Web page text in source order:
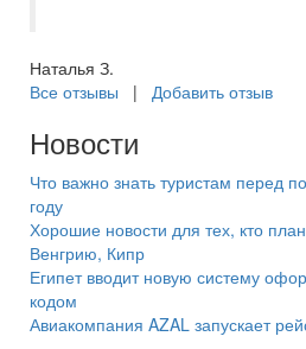
Наталья З.
Все отзывы | Добавить отзыв
Новости
Что важно знать туристам перед
году
Хорошие новости для тех, кто
Венгрию, Кипр
Египет вводит новую систему
кодом
Авиакомпания AZAL запускает